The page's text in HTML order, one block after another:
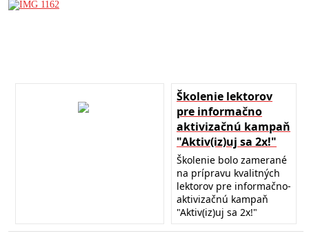
Školenie lektorov
pre informačno
aktivizačnú kampaň
"Aktiv(iz)uj sa 2x!"
Školenie bolo zamerané
na prípravu kvalitných
lektorov pre informačno-
aktivizačnú kampaň
"Aktiv(iz)uj sa 2x!"